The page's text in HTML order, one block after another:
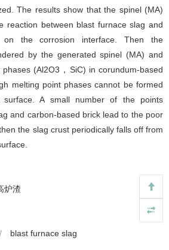
The results show that the spinel (MA)
reaction between blast furnace slag and
on the corrosion interface. Then the
by the generated spinel (MA) and
(Al2O3，SiC) in corundum-based
melting point phases cannot be formed
surface. A small number of the points
and carbon-based brick lead to the poor
the slag crust periodically falls off from
炉渣
/ blast furnace slag